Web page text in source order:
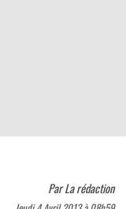
ParLa rédaction